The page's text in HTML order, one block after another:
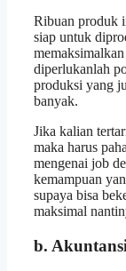
Ribuan produk
siap untuk
diperlukanlah
produksi yang
banyak.
Jika kalian
maka harus
mengenai job
kemampuan
supaya bisa
maksimal
b.